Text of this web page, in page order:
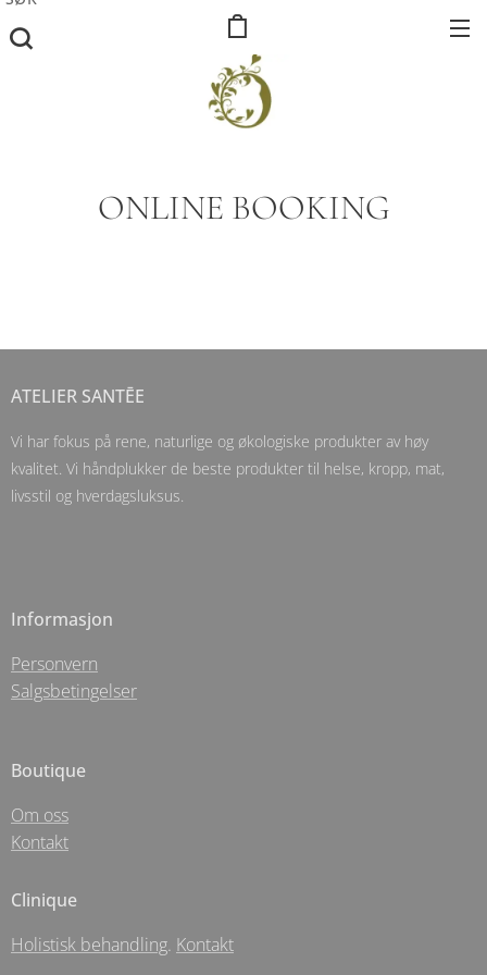
ONLINE BOOKING
ATELIER SANTĒE
Vi har fokus på rene, naturlige og økologiske produkter av høy
kvalitet. Vi håndplukker de beste produkter til helse, kropp, mat,
livsstil og hverdagsluksus.
Informasjon
Personvern
Salgsbetingelser
Boutique
Om oss
Kontakt
Clinique
Holistisk behandling. Kontakt